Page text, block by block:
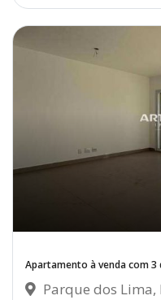
Apartamento à venda com 3
Parque dos Lima,